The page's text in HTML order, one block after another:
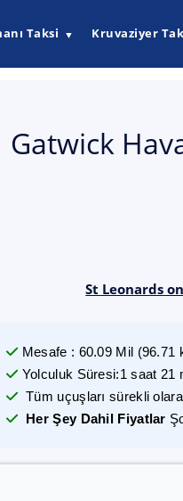
Taksi ▼ Kruvaziyer
Gatwick
St Leonards
Mesafe : 60.09 Mil (96.71
Yolculuk Süresi:1 saat 21
Tüm uçuşları sürekli
Her Şey Dahil Fiyatlar